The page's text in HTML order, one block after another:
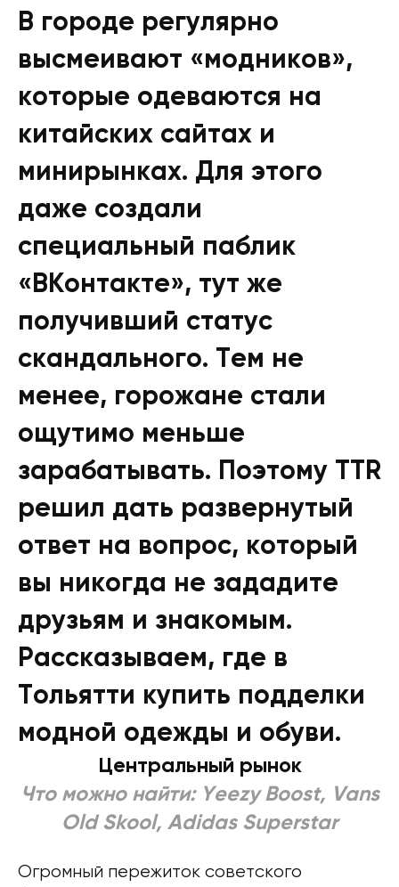
В городе регулярно
высмеивают «модников»,
которые одеваются на
китайских сайтах и
минирынках. Для этого
даже создали
специальный паблик
«ВКонтакте», тут же
получивший статус
скандального. Тем не
менее, горожане стали
ощутимо меньше
зарабатывать. Поэтому TTR
решил дать развернутый
ответ на вопрос, который
вы никогда не зададите
друзьям и знакомым.
Рассказываем, где в
Тольятти купить подделки
модной одежды и обуви.
Центральный рынок
Что можно найти: Yeezy Boost, Vans
Old Skool, Adidas Superstar
Огромный пережиток советского